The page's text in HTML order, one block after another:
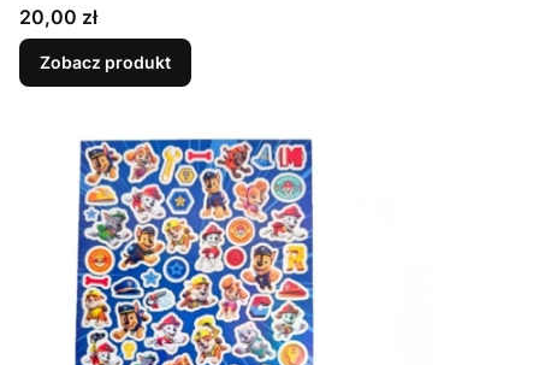
Cena
20,00 zł
Zobacz produkt